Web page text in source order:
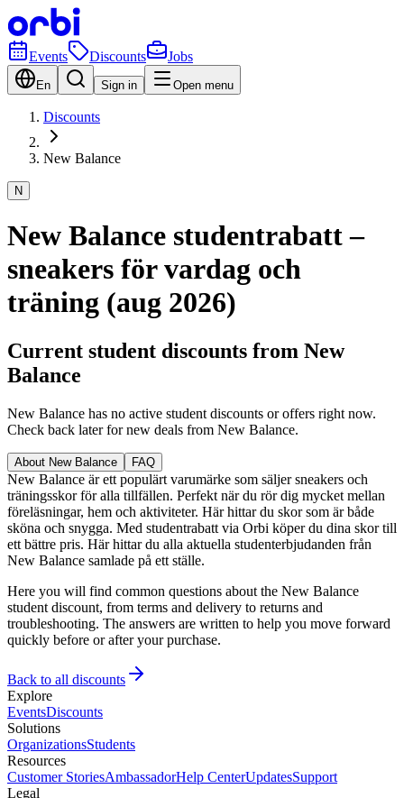
Events Discounts Jobs
En Sign in Open menu
Discounts
New Balance
N
New Balance studentrabatt –
sneakers för vardag och
träning (aug 2026)
Current student discounts from New
Balance
New Balance has no active student discounts or offers right now.
Check back later for new deals from New Balance.
About New Balance FAQ
New Balance är ett populärt varumärke som säljer sneakers och
träningsskor för alla tillfällen. Perfekt när du rör dig mycket mellan
föreläsningar, hem och aktiviteter. Här hittar du skor som är både
sköna och snygga. Med studentrabatt via Orbi köper du dina skor till
ett bättre pris. Här hittar du alla aktuella studenterbjudanden från
New Balance samlade på ett ställe.
Here you will find common questions about the New Balance
student discount, from terms and delivery to returns and
troubleshooting. The answers are written to help you move forward
quickly before or after your purchase.
Back to all discounts
Explore
EventsDiscounts
Solutions
OrganizationsStudents
Resources
Customer StoriesAmbassadorHelp CenterUpdatesSupport
Legal